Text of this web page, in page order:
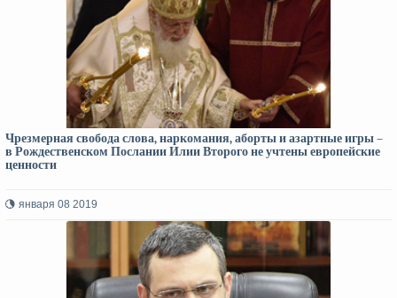
Чрезмерная свобода слова, наркомания, аборты и азартные игры –
в Рождественском Послании Илии Второго не учтены европейские
ценности
января 08 2019